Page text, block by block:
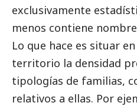
exclusivamente
menos contiene
Lo que hace es situar
territorio la densidad
tipologías de familias,
relativos a ellas. Por